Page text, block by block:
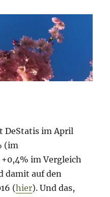
DeStatis im April
(im
im Vergleich
damit auf den
(hier). Und das,